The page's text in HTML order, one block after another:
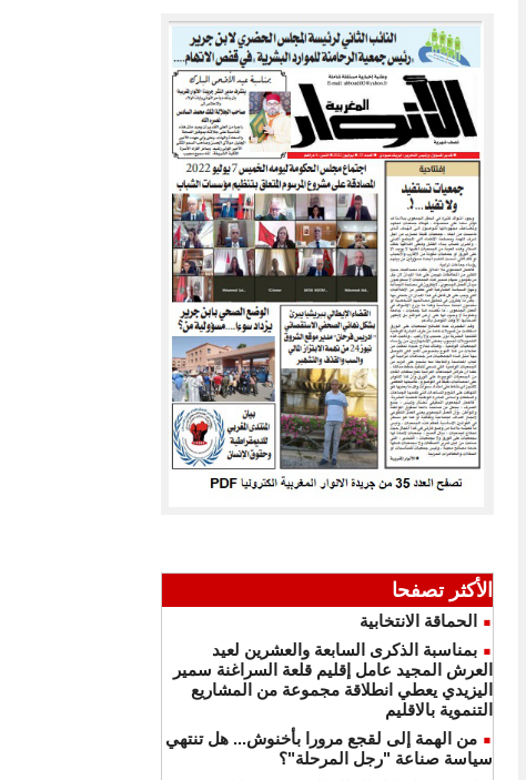
الأكثر تصفحا
الحماقة الانتخابية
بمناسبة الذكرى السابعة والعشرين لعيد
العرش المجيد عامل إقليم قلعة السراغنة سمير
اليزيدي يعطي انطلاقة مجموعة من المشاريع
التنموية بالاقليم
من الهمة إلى لقجع مرورا بأخنوش... هل تنتهي
سياسة صناعة "رجل المرحلة"؟